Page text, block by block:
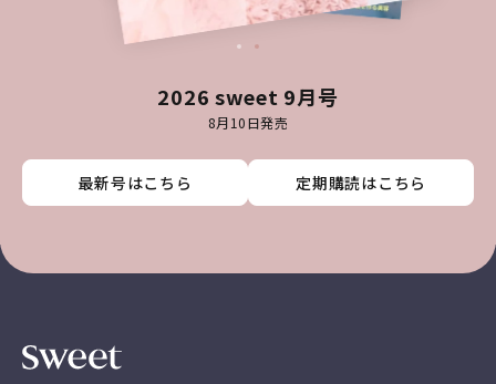
2026 sweet 9月号
8月10日発売
最新号はこちら 定期購読はこちら
最新号はこちら 定期購読はこちら
最新号はこちら 定期購読はこちら
最新号はこちら 定期購読はこちら